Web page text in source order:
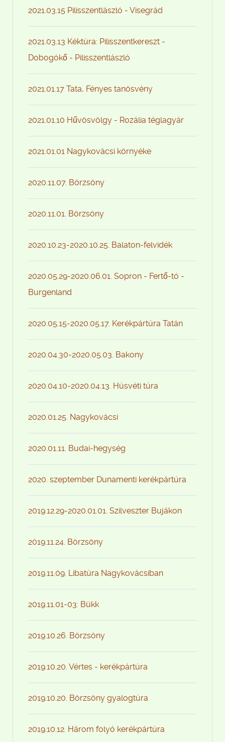
2021.03.15 Pilisszentlászló - Visegrád
2021.03.13 Kéktúra: Pilisszentkereszt -
Dobogókő - Pilisszentlászló
2021.01.17 Tata, Fényes tanösvény
2021.01.10 Hűvösvölgy - Rozália téglagyár
2021.01.01 Nagykovácsi környéke
2020.11.07. Börzsöny
2020.11.01. Börzsöny
2020.10.23-2020.10.25. Balaton-felvidék
2020.05.29-2020.06.01. Sopron - Fertő-tó -
Burgenland
2020.05.15-2020.05.17. Kerékpártúra Tatán
2020.04.30-2020.05.03. Bakony
2020.04.10-2020.04.13. Húsvéti túra
2020.01.25. Nagykovácsi
2020.01.11. Budai-hegység
2020. szeptember Dunamenti kerékpártúra
2019.12.29-2020.01.01. Szilveszter Bujákon
2019.11.24. Börzsöny
2019.11.09. Libatúra Nagykovácsiban
2019.11.01-03: Bükk
2019.10.26. Börzsöny
2019.10.20. Vértes - kerékpártúra
2019.10.20. Börzsöny gyalogtúra
2019.10.12. Három folyó kerékpártúra